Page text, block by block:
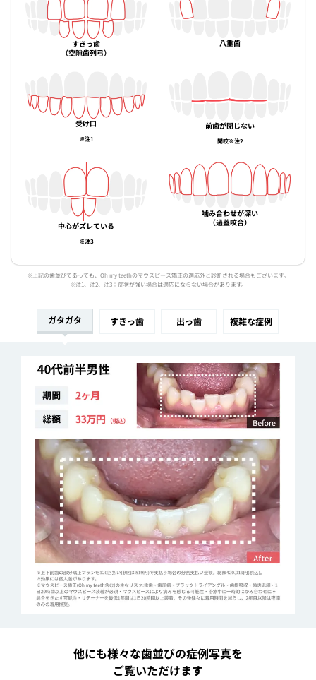
すきっ歯
（空隙歯列弓）
八重歯
受け口
※注1
前歯が閉じない
開咬※注2
中心がズレている
※注3
噛み合わせが深い
（過蓋咬合）
※上記の歯並びであっても、Oh my teethのマウスピース矯正の適応外と診断される場合もございます。
※注1、注2、注3：症状が強い場合は適応にならない場合があります。
ガタガタ すきっ歯 出っ歯 複雑な症例
他にも様々な歯並びの症例写真を
ご覧いただけます